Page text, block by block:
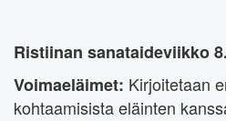
Ristiinan sanataideviikko
Voimaeläimet: Kirjoitetaan
kohtaamisista eläinten